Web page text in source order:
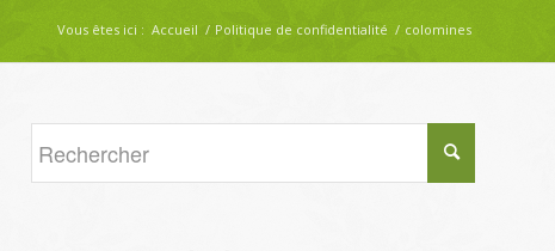
Vous êtes ici : Accueil / Politique de confidentialité / colomines